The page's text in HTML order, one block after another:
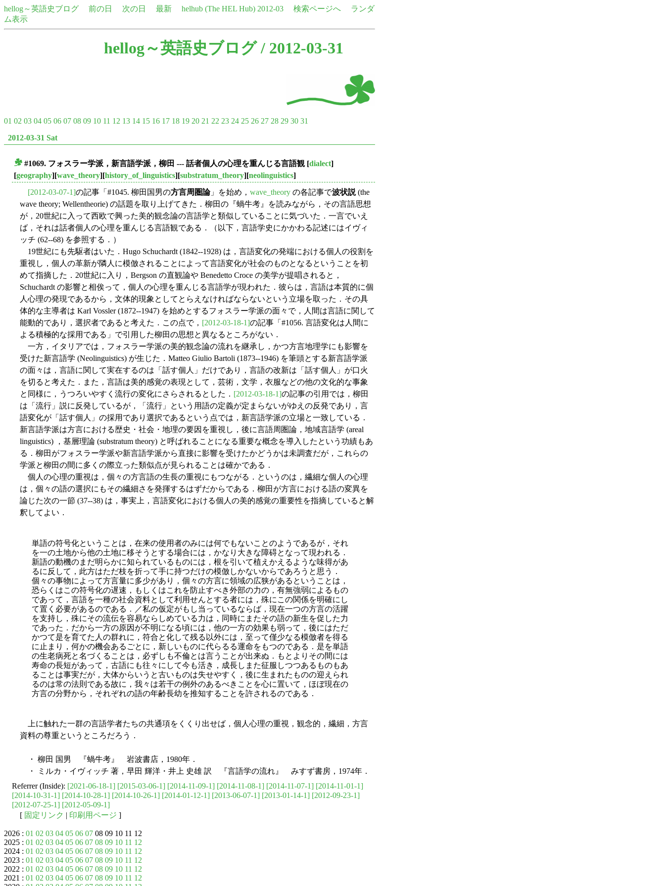
hellog～英語史ブログ 前の日 次の日 最新 helhub (The HEL Hub) 2012-03 検索ページへ
ランダ
ム表示
hellog～英語史ブログ/ 2012-03-31
01 02 03 04 05 06 07 08 09 10 11 12 13 14 15 16 17 18 19 20 21 22 23 24 25 26 27 28 29 30 31
2012-03-31 Sat
#1069. フォスラー学派，新言語学派，柳田 --- 話者個人の心理を重んじる言語観[dialect]
[geography][wave_theory][history_of_linguistics][substratum_theory][neolinguistics]
[2012-03-07-1]の記事「#1045. 柳田国男の方言周圏論」を始め， wave_theory の各記事で波状説(the
wave theory; Wellentheorie) の話題を取り上げてきた．柳田の『蝸牛考』を読みながら，その言語思想
が，20世紀に入って西欧で興った美的観念論の言語学と類似していることに気づいた．一言でいえ
ば，それは話者個人の心理を重んじる言語観である．（以下，言語学史にかかわる記述にはイヴィ
ッチ (62--68) を参照する．）
19世紀にも先駆者はいた．Hugo Schuchardt (1842--1928) は，言語変化の発端における個人の役割を
重視し，個人の革新が隣人に模倣されることによって言語変化が社会のものとなるということを初
めて指摘した．20世紀に入り，Bergson の直観論や Benedetto Croce の美学が提唱されると，
Schuchardt の影響と相俟って，個人の心理を重んじる言語学が現われた．彼らは，言語は本質的に個
人心理の発現であるから，文体的現象としてとらえなければならないという立場を取った．その具
体的な主導者は Karl Vossler (1872--1947) を始めとするフォスラー学派の面々で，人間は言語に関して
能動的であり，選択者であると考えた．この点で， [2012-03-18-1]の記事「#1056. 言語変化は人間に
よる積極的な採用である」で引用した柳田の思想と異なるところがない．
一方，イタリアでは，フォスラー学派の美的観念論の流れを継承し，かつ方言地理学にも影響を
受けた新言語学 (Neolinguistics) が生じた．Matteo Giulio Bartoli (1873--1946) を筆頭とする新言語学派
の面々は，言語に関して実在するのは「話す個人」だけであり，言語の改新は「話す個人」が口火
を切ると考えた．また，言語は美的感覚の表現として，芸術，文学，衣服などの他の文化的な事象
と同様に，うつろいやすく流行の変化にさらされるとした． [2012-03-18-1]の記事の引用では，柳田
は「流行」説に反発しているが，「流行」という用語の定義が定まらないがゆえの反発であり，言
語変化が「話す個人」の採用であり選択であるという点では，新言語学派の立場と一致している．
新言語学派は方言における歴史・社会・地理の要因を重視し，後に言語周圏論，地域言語学 (areal
linguistics) ，基層理論 (substratum theory) と呼ばれることになる重要な概念を導入したという功績もあ
る．柳田がフォスラー学派や新言語学派から直接に影響を受けたかどうかは未調査だが，これらの
学派と柳田の間に多くの際立った類似点が見られることは確かである．
個人の心理の重視は，個々の方言語の生長の重視にもつながる．というのは，繊細な個人の心理
は，個々の語の選択にもその繊細さを発揮するはずだからである．柳田が方言における語の変異を
論じた次の一節 (37--38) は，事実上，言語変化における個人の美的感覚の重要性を指摘していると解
釈してよい．
単語の符号化ということは，在来の使用者のみには何でもないことのようであるが，それ
を一の土地から他の土地に移そうとする場合には，かなり大きな障碍となって現われる．
新語の動機のまだ明らかに知られているものには，根を引いて植えかえるような味得があ
るに反して，此方はただ枝を折って手に持つだけの模倣しかないからであろうと思う．
個々の事物によって方言量に多少があり，個々の方言に領域の広狭があるということは，
恐らくはこの符号化の遅速，もしくはこれを防止すべき外部の力の，有無強弱によるもの
であって，言語を一種の社会資料として利用せんとする者には，殊にこの関係を明確にし
て置く必要があるのである．／私の仮定がもし当っているならば，現在一つの方言の活躍
を支持し，殊にその流伝を容易ならしめている力は，同時にまたその語の新生を促した力
であった．だから一方の原因が不明になる頃には，他の一方の効果も弱って，後にはただ
かつて是を育てた人の群れに，符合と化して残る以外には，至って僅少なる模倣者を得る
に止まり，何かの機会あるごとに，新しいものに代らるる運命をもつのである．是を単語
の生老病死と名づくることは，必ずしも不倫とは言うことが出来ぬ．もとよりその間には
寿命の長短があって，古語にも往々にして今も活き，成長しまた征服しつつあるものもあ
ることは事実だが，大体からいうと古いものは失せやすく，後に生まれたものの迎えられ
るのは常の法則 である故に，我々は若干の例外のあるべきことを心に置いて，ほぼ現在の
方言の分野から，それぞれの語の年齢長幼を推知することを許されるのである．
上に触れた一群の言語学者たちの共通項をくくり出せば，個人心理の重視，観念的，繊細，方言
資料の尊重というところだろう．
・ 柳田 国男 『蝸牛考』 岩波書店，1980年．
・ ミルカ・イヴィッチ 著，早田 輝洋・井上 史雄 訳 『言語学の流れ』 みすず書房，1974年．
Referrer (Inside): [2021-06-18-1] [2015-03-06-1] [2014-11-09-1] [2014-11-08-1] [2014-11-07-1] [2014-11-01-1]
[2014-10-31-1] [2014-10-28-1] [2014-10-26-1] [2014-01-12-1] [2013-06-07-1] [2013-01-14-1] [2012-09-23-1]
[2012-07-25-1] [2012-05-09-1]
[ 固定リンク | 印刷用ページ ]
2026 : 01 02 03 04 05 06 07 08 09 10 11 12
2025 : 01 02 03 04 05 06 07 08 09 10 11 12
2024 : 01 02 03 04 05 06 07 08 09 10 11 12
2023 : 01 02 03 04 05 06 07 08 09 10 11 12
2022 : 01 02 03 04 05 06 07 08 09 10 11 12
2021 : 01 02 03 04 05 06 07 08 09 10 11 12